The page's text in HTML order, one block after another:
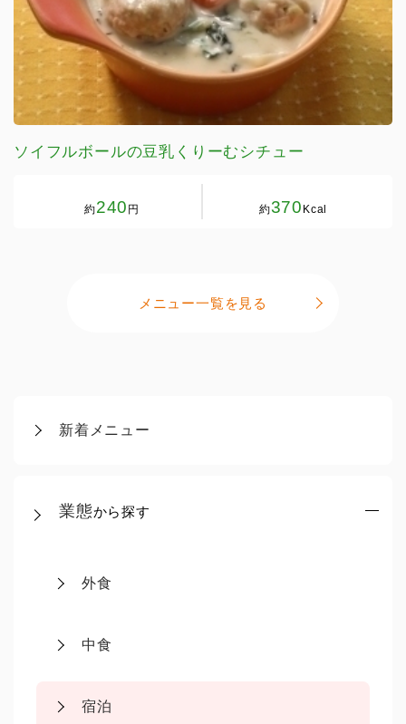
新着メニュー
業態から探す
外食
中食
宿泊
ソイフルボールの豆乳くりーむシチュー
約240 円 約370 Kcal
メニュー一覧を見る